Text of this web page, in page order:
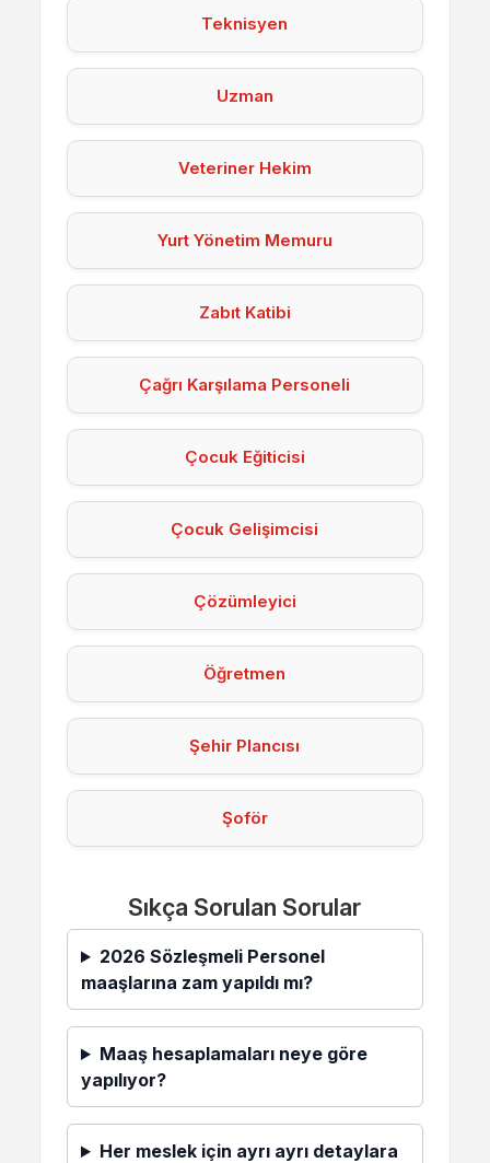
Teknisyen
Uzman
Veteriner Hekim
Yurt Yönetim Memuru
Zabıt Katibi
Çağrı Karşılama Personeli
Çocuk Eğiticisi
Çocuk Gelişimcisi
Çözümleyici
Öğretmen
Şehir Plancısı
Şoför
Sıkça Sorulan Sorular
2026 Sözleşmeli Personel
maaşlarına zam yapıldı mı?
Maaş hesaplamaları neye göre
yapılıyor?
Her meslek için ayrı ayrı detaylara